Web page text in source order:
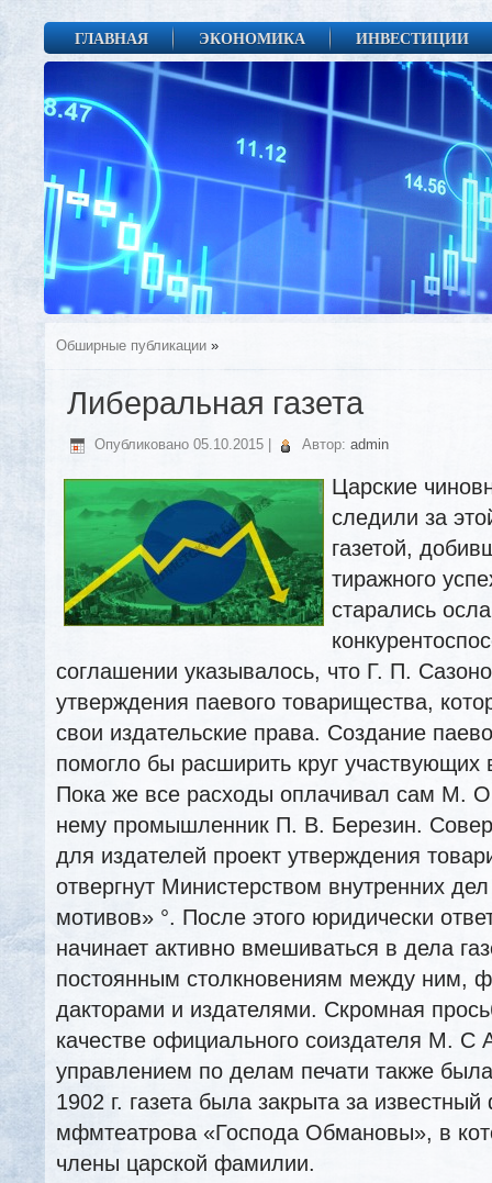
ГЛАВНАЯ ЭКОНОМИКА ИНВЕСТИЦИИ
Обширные публикации »
Либеральная газета
Опубликовано 05.10.2015 Автор: admin
Царские
следили за
газетой,
тиражного
старались
соглашении указывалось, что Г. П.
утверждения паевого товарищества,
свои издательские права. Создание
помогло бы расширить круг участвующих
Пока же все расходы оплачивал сам М.
нему промышленник П. В. Березин.
для издателей проект утверждения
отвергнут Министерством внутренних
мотивов» °. После этого юридически
начинает активно вмешиваться в дела
постоянным столкновениям между ним,
дакторами и издателями. Скромная
качестве официального соиздателя М. С
управлением по делам печати также
1902 г. газета была закрыта за
мфмтеатрова «Господа Обмановы», в
члены царской фамилии.